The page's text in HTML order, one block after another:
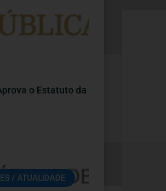
o Estatuto da
/ ATUALIDADE